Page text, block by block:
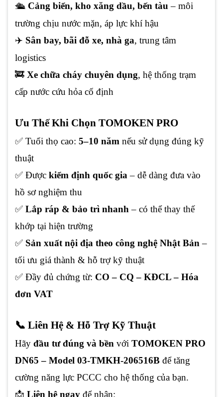
🛳️ Cảng biển, kho xăng dầu, bến tàu – môi
trường chịu nước mặn, áp lực khí hậu
✈️ Sân bay, bãi đỗ xe, nhà ga, trung tâm
logistics
🚒 Xe chữa cháy chuyên dụng, hệ thống trạm
cấp nước cứu hỏa cố định
Ưu Thế Khi Chọn TOMOKEN PRO
✅ Tuổi thọ cao: 5–10 năm nếu sử dụng đúng kỹ
thuật
✅ Được kiểm định quốc gia – dễ dàng đưa vào
hồ sơ nghiệm thu
✅ Lắp ráp & bảo trì nhanh – có thể thay thế
khớp tại hiện trường
✅ Sản xuất nội địa theo công nghệ Nhật Bản –
tối ưu giá thành & hỗ trợ kỹ thuật
✅ Đầy đủ chứng từ: CO – CQ – KĐCL – Hóa
đơn VAT
📞 Liên Hệ & Hỗ Trợ Kỹ Thuật
Hãy đầu tư đúng và bền với TOMOKEN PRO
DN65 – Model 03-TMKH-206516B để tăng
cường năng lực PCCC cho hệ thống của bạn.
📩 Liên hệ ngay để nhận: